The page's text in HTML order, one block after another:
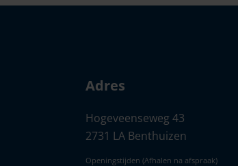
Adres
Hogeveenseweg 43
2731 LA Benthuizen
Openingstijden (Afhalen na afspraak)